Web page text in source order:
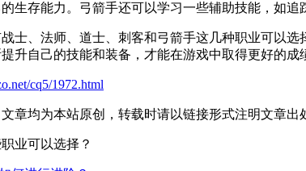
生存能力。弓箭手还可以学习一些辅助技能，如追
、法师、道士、刺客和弓箭手这几种职业可以选
升自己的技能和装备，才能在游戏中取得更好的成
cq5/1972.html
章均为本站原创，转载时请以链接形式注明文章出
业可以选择？